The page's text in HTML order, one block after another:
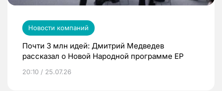
Новости компаний
Почти 3 млн идей: Дмитрий Медведев
рассказал о Новой Народной программе ЕР
20:10 / 25.07.26